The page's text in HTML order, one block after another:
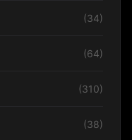
(34)
(64)
(310)
(38)